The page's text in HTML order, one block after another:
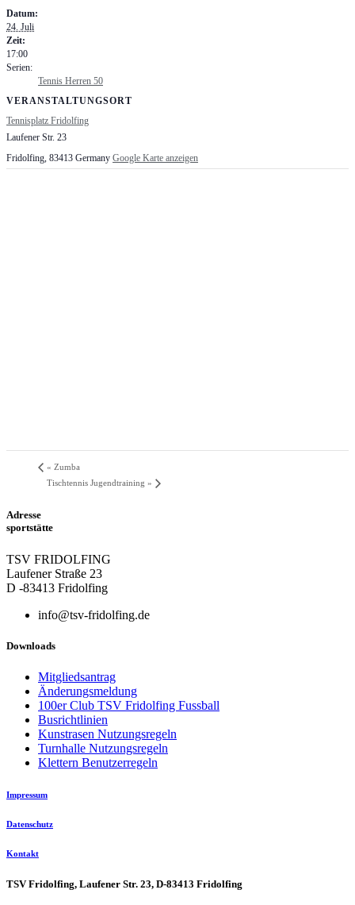
Datum:
24. Juli
Zeit:
17:00
Serien:
Tennis Herren 50
VERANSTALTUNGSORT
Tennisplatz Fridolfing
Laufener Str. 23
Fridolfing, 83413 Germany Google Karte anzeigen
« Zumba
Tischtennis Jugendtraining »
Adresse
sportstätte
TSV FRIDOLFING
Laufener Straße 23
D -83413 Fridolfing
info@tsv-fridolfing.de
Downloads
Mitgliedsantrag
Änderungsmeldung
100er Club TSV Fridolfing Fussball
Busrichtlinien
Kunstrasen Nutzungsregeln
Turnhalle Nutzungsregeln
Klettern Benutzerregeln
Impressum
Datenschutz
Kontakt
TSV Fridolfing, Laufener Str. 23, D-83413 Fridolfing